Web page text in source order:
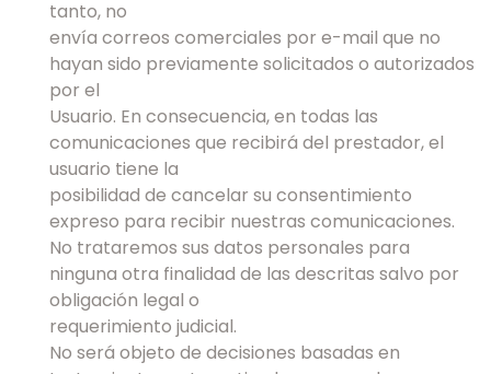
tanto, no
envía correos comerciales por e-mail que no
hayan sido previamente solicitados o autorizados
por el
Usuario. En consecuencia, en todas las
comunicaciones que recibirá del prestador, el
usuario tiene la
posibilidad de cancelar su consentimiento
expreso para recibir nuestras comunicaciones.
No trataremos sus datos personales para
ninguna otra finalidad de las descritas salvo por
obligación legal o
requerimiento judicial.
No será objeto de decisiones basadas en